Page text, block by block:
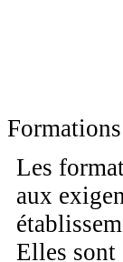
Les
aux
Elles sont